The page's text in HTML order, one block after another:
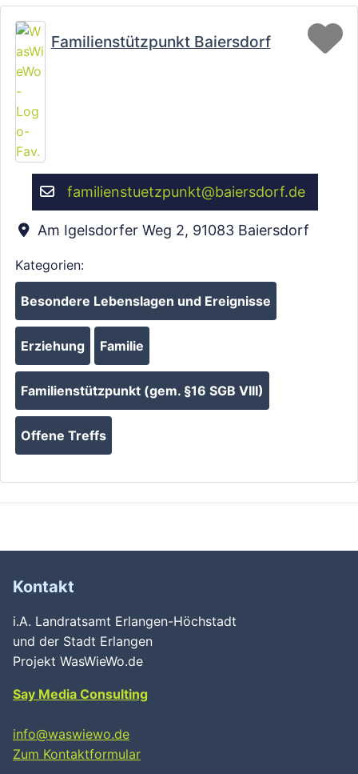
Familienstützpunkt Baiersdorf
familienstuetzpunkt@baiersdorf.de
Am Igelsdorfer Weg 2, 91083 Baiersdorf
Kategorien:
Besondere Lebenslagen und Ereignisse
Erziehung Familie
Familienstützpunkt (gem. §16 SGB VIII)
Offene Treffs
Kontakt
i.A. Landratsamt Erlangen-Höchstadt
und der Stadt Erlangen
Projekt WasWieWo.de
Say Media Consulting
info@waswiewo.de
Zum Kontaktformular